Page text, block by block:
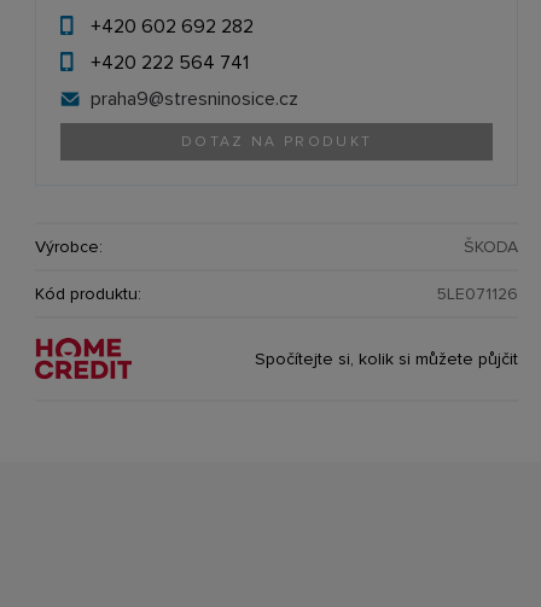
+420 602 692 282
+420 222 564 741
praha9@stresninosice.cz
DOTAZ NA PRODUKT
Výrobce: ŠKODA
Kód produktu: 5LE071126
Spočítejte si, kolik si můžete půjčit